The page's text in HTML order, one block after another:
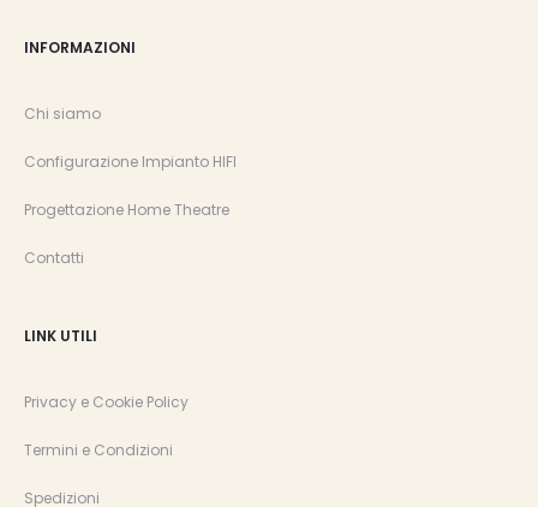
INFORMAZIONI
Chi siamo
Configurazione Impianto HIFI
Progettazione Home Theatre
Contatti
LINK UTILI
Privacy e Cookie Policy
Termini e Condizioni
Spedizioni